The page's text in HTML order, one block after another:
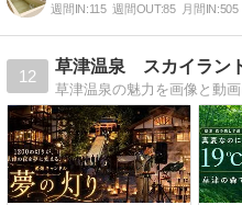
週間IN:115 週間OUT:85 月間IN:505
12
草津温泉 スカイラン